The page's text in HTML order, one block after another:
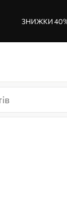
ЗНИЖКИ